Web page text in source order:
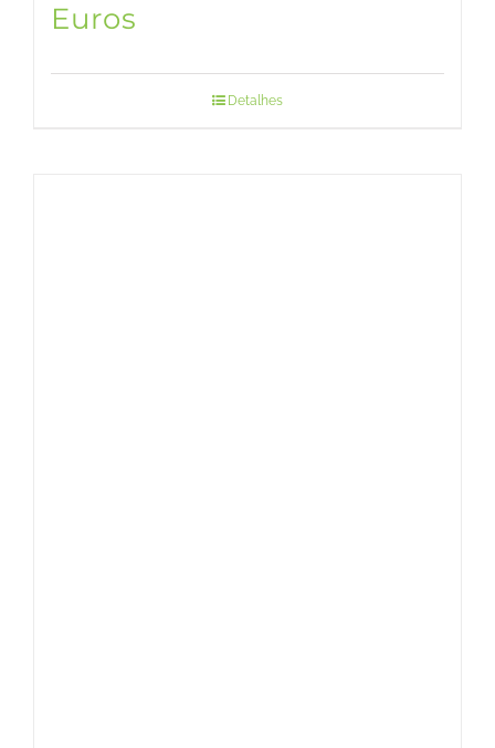
Euros
Detalhes